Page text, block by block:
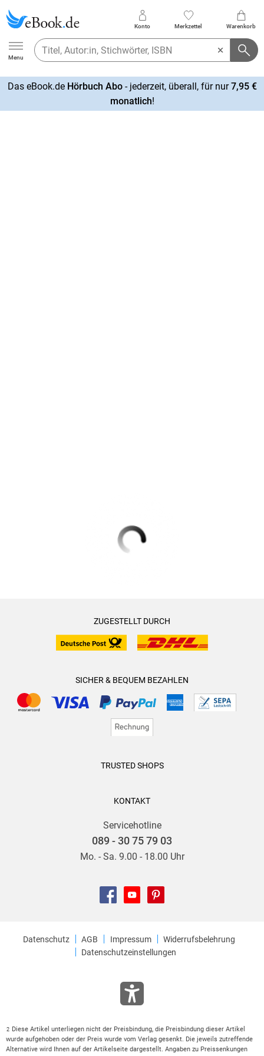
Ebook.de
Menu
Konto Merkzettel Warenkorb
Das eBook.de Hörbuch Abo- jederzeit, überall, für nur7,95 €
monatlich!
ZUGESTELLT DURCH
SICHER & BEQUEM BEZAHLEN
TRUSTED SHOPS
KONTAKT
Servicehotline
089 - 30 75 79 03
Mo. - Sa. 9.00 - 18.00 Uhr
Datenschutz AGB Impressum
Widerrufsbelehrung
Datenschutzeinstellungen
2 Diese Artikel unterliegen nicht der Preisbindung, die Preisbindung dieser Artikel
wurde aufgehoben oder der Preis wurde vom Verlag gesenkt. Die jeweils zutreffende
Alternative wird Ihnen auf der Artikelseite dargestellt. Angaben zu Preissenkungen